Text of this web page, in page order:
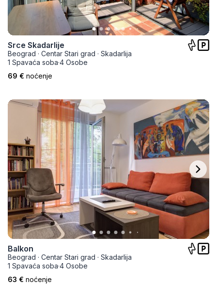
Srce Skadarlije
Beograd · Centar Stari grad · Skadarlija
1 Spavaća soba·4 Osobe
69 € noćenje
Balkon
Beograd · Centar Stari grad · Skadarlija
1 Spavaća soba·4 Osobe
63 € noćenje